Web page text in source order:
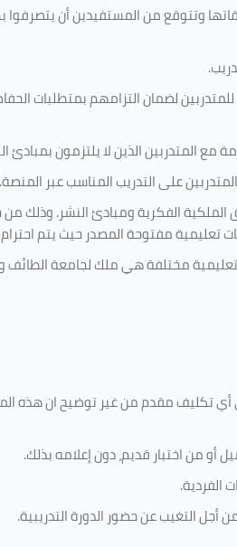
وتتوقع من المستفيدين أن
لضمان التزامهم بمتطلبات
المتدربين الذين لا يلتزمون بمبادئ
على التدريب المناسب عبر المنصة.
الفكرية ومبادئ النشر. وذلك
تعليمية مفتوحة المصدر حيث يتم
تعليمية مختلفة هي ملك لجامعة
في أي تكليف مقدم من غير توضيح ان هذه
أو من اختبار قديم، دون إعلامه بذلك.
الفردية.
أجل التغيب عن حضور الدورة التدريبية.